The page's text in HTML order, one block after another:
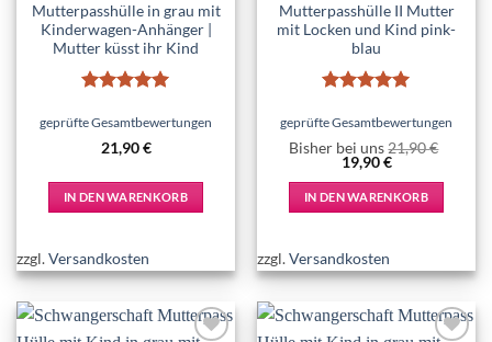
Mutterpasshülle in grau mit
Kinderwagen-Anhänger |
Mutter küsst ihr Kind
mit5von
geprüfte Gesamtbewertungen
21,90€
IN DEN WARENKORB
zzgl.Versandkosten
Mutterpasshülle II Mutter
mit Locken und Kind pink-
blau
mit5von
geprüfte Gesamtbewertungen
Bisher bei uns 21,90€
Ursprünglicher
Preis
war:
21,90 €
19,90€Aktueller
ist:
19,90 €.
IN DEN WARENKORB
zzgl.Versandkosten